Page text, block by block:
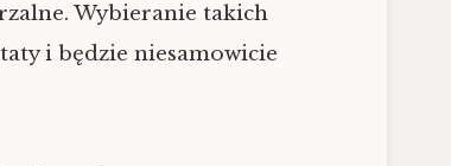
Wybieranie takich
i będzie niesamowicie